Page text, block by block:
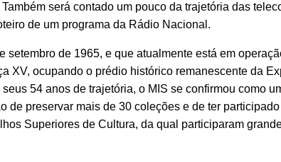
será contado um pouco da trajetória das
de um programa da Rádio Nacional.
de 1965, e que atualmente está em
XV, ocupando o prédio histórico remanescente da
54 anos de trajetória, o MIS se confirmou como
de preservar mais de 30 coleções e de ter
Superiores de Cultura, da qual participaram